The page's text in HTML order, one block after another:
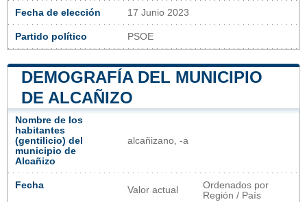
Fecha de elección 17 Junio 2023
Partido político PSOE
DEMOGRAFÍA DEL MUNICIPIO
DE ALCAÑIZO
Nombre de los
habitantes
(gentilicio) del
municipio de
Alcañizo
alcañizano, -a
Fecha Valor actual
Ordenados por
Región / País